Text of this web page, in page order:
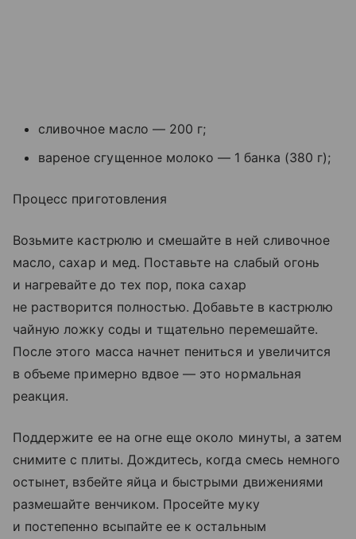
сливочное масло — 200 г;
вареное сгущенное молоко — 1 банка (380 г);
Процесс приготовления
Возьмите кастрюлю и смешайте в ней сливочное
масло, сахар и мед. Поставьте на слабый огонь
и нагревайте до тех пор, пока сахар
не растворится полностью. Добавьте в кастрюлю
чайную ложку соды и тщательно перемешайте.
После этого масса начнет пениться и увеличится
в объеме примерно вдвое — это нормальная
реакция.
Поддержите ее на огне еще около минуты, а затем
снимите с плиты. Дождитесь, когда смесь немного
остынет, взбейте яйца и быстрыми движениями
размешайте венчиком. Просейте муку
и постепенно всыпайте ее к остальным